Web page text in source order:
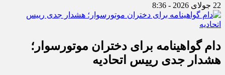
22 جولای 2026 - 8:36
دام گواهینامه برای دختران موتورسوار؛
هشدار جدی رییس اتحادیه